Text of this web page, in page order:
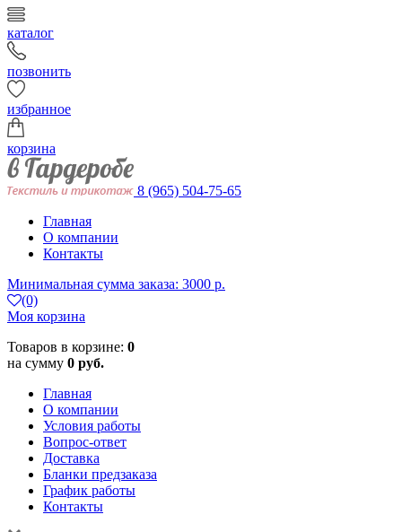
каталог
позвонить
избранное
корзина
8 (965) 504-75-65
Главная
О компании
Контакты
Минимальная сумма заказа: 3000 р.
(0)
Моя корзина
Товаров в корзине: 0
на сумму 0 руб.
Главная
О компании
Условия работы
Вопрос-ответ
Доставка
Бланки предзаказа
График работы
Контакты